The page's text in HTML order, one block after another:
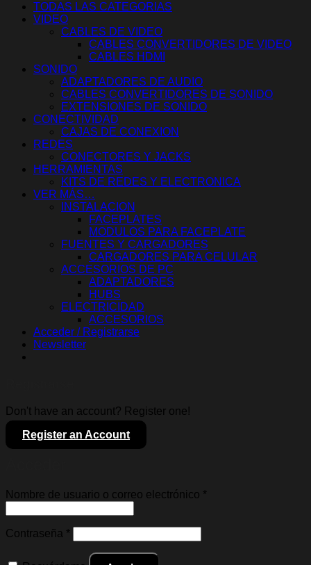
TODAS LAS CATEGORIAS
VIDEO
CABLES DE VIDEO
CABLES CONVERTIDORES DE VIDEO
CABLES HDMI
SONIDO
ADAPTADORES DE AUDIO
CABLES CONVERTIDORES DE SONIDO
EXTENSIONES DE SONIDO
CONECTIVIDAD
CAJAS DE CONEXION
REDES
CONECTORES Y JACKS
HERRAMIENTAS
KITS DE REDES Y ELECTRONICA
VER MÁS…
INSTALACION
FACEPLATES
MODULOS PARA FACEPLATE
FUENTES Y CARGADORES
CARGADORES PARA CELULAR
ACCESORIOS DE PC
ADAPTADORES
HUBS
ELECTRICIDAD
ACCESORIOS
Acceder / Registrarse
Newsletter
Don't have an account? Register one!
Register an Account
Nombre de usuario o correo electrónico *
Contraseña *